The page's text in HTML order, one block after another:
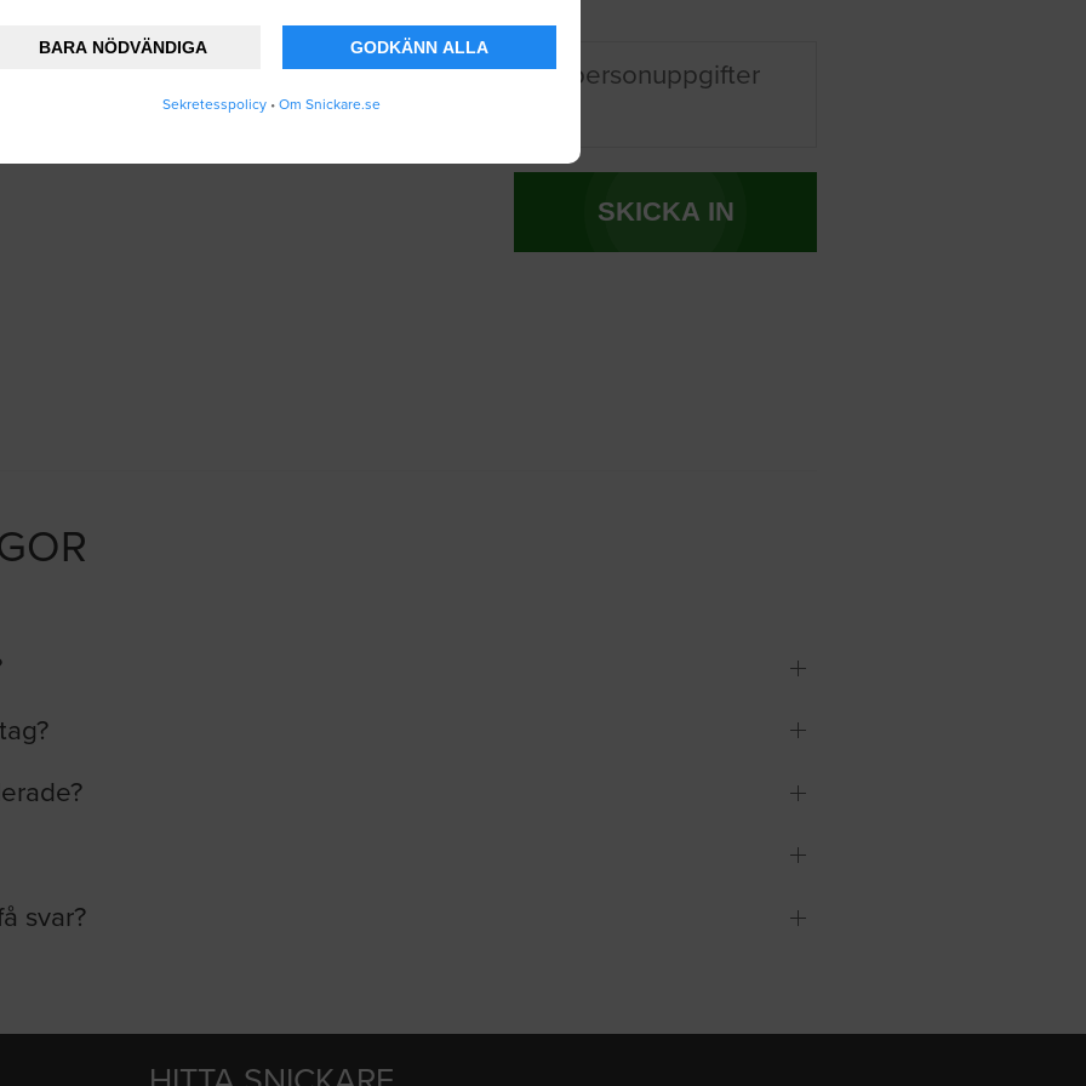
BARA NÖDVÄNDIGA GODKÄNN ALLA
Sekretesspolicy • Om Snickare.se
att Snickare.se lagrar och använder mina personuppgifter
.
SKICKA IN
svar?